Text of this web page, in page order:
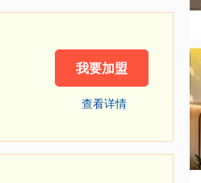
我要加盟
查看详情